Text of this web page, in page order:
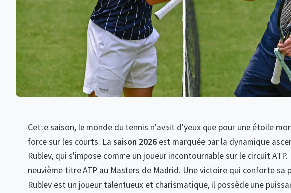
Cette saison, le monde du tennis n'avait d'yeux que pour une étoile
force sur les courts. La saison 2026 est marquée par la dynamique
Rublev, qui s'impose comme un joueur incontournable sur le circuit
neuvième titre ATP au Masters de Madrid. Une victoire qui conforte
Rublev est un joueur talentueux et charismatique, il possède une